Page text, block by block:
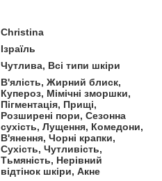
Christina
Ізраїль
Чутлива, Всі типи шкіри
В'ялість, Жирний блиск,
Купероз, Мімічні зморшки,
Пігментація, Прищі,
Розширені пори, Сезонна
сухість, Лущення, Комедони,
В'янення, Чорні крапки,
Сухість, Чутливість,
Тьмяність, Нерівний
відтінок шкіри, Акне